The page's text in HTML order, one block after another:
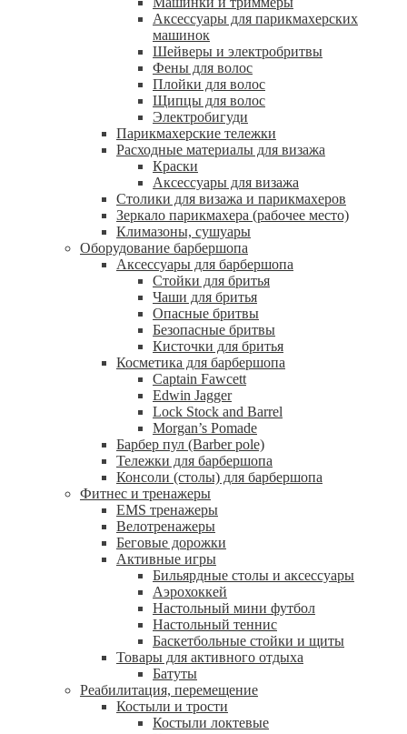
Аксессуары для парикмахерских
машинок
Шейверы и электробритвы
Фены для волос
Плойки для волос
Щипцы для волос
Электробигуди
Парикмахерские тележки
Расходные материалы для визажа
Краски
Аксессуары для визажа
Столики для визажа и парикмахеров
Зеркало парикмахера (рабочее место)
Климазоны, сушуары
Оборудование барбершопа
Аксессуары для барбершопа
Стойки для бритья
Чаши для бритья
Опасные бритвы
Безопасные бритвы
Кисточки для бритья
Косметика для барбершопа
Captain Fawcett
Edwin Jagger
Lock Stock and Barrel
Morgan’s Pomade
Барбер пул (Barber pole)
Тележки для барбершопа
Консоли (столы) для барбершопа
Фитнес и тренажеры
EMS тренажеры
Велотренажеры
Беговые дорожки
Активные игры
Бильярдные столы и аксессуары
Аэрохоккей
Настольный мини футбол
Настольный теннис
Баскетбольные стойки и щиты
Товары для активного отдыха
Батуты
Реабилитация, перемещение
Костыли и трости
Костыли локтевые